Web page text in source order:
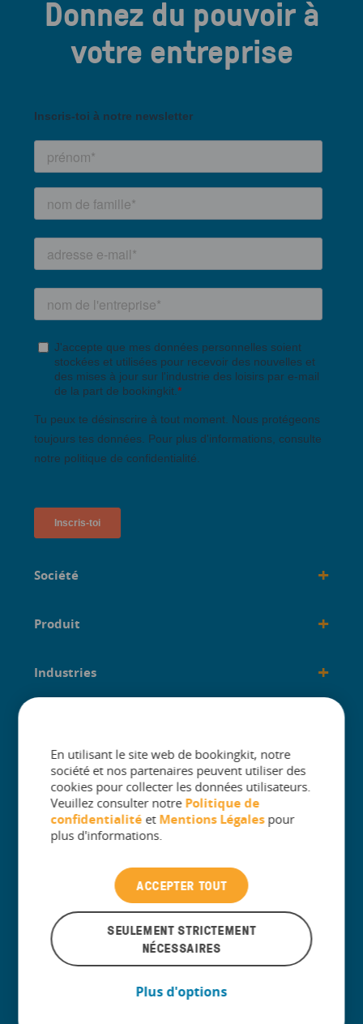
Donnez du pouvoir à
votre entreprise
The One Platform for Attractions. Sell
Contacter l’assistance clientèle
Société +
Produit +
Industries +
En utilisant le site web de bookingkit, notre
société et nos partenaires peuvent utiliser des
cookies pour collecter les données utilisateurs.
Veuillez consulter notre Politique de
confidentialité et Mentions Légalespour
plus d'informations.
ACCEPTER TOUT
SEULEMENT STRICTEMENT
NÉCESSAIRES
Plus d'options